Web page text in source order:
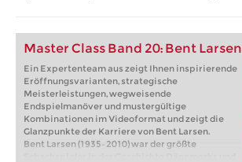
Master Class Band 20: Bent Larsen
Ein Expertenteam aus zeigt Ihnen inspirierende
Eröffnungsvarianten, strategische
Meisterleistungen, wegweisende
Endspielmanöver und mustergültige
Kombinationen im Videoformat und zeigt die
Glanzpunkte der Karriere von Bent Larsen.
Bent Larsen (1935–2010) war der größte